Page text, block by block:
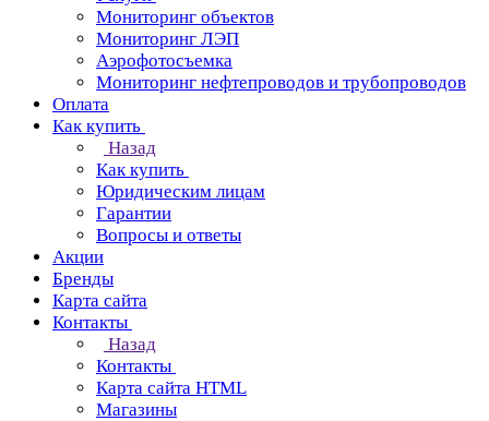
Мониторинг объектов
Мониторинг ЛЭП
Аэрофотосъемка
Мониторинг нефтепроводов и трубопроводов
Оплата
Как купить
Назад
Как купить
Юридическим лицам
Гарантии
Вопросы и ответы
Акции
Бренды
Карта сайта
Контакты
Назад
Контакты
Карта сайта HTML
Магазины